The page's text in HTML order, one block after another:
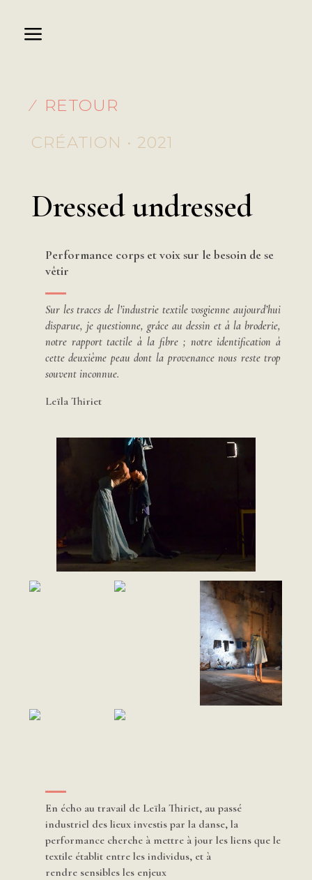
CRÉATION • 2021
⁄ RETOUR
Dressed undressed
Performance corps et voix sur le besoin de se
vêtir
Sur les traces de l’industrie textile vosgienne aujourd’hui
disparue, je questionne, grâce au dessin et à la broderie,
notre rapport tactile à la fibre ; notre identification à
cette deuxième peau dont la provenance nous reste trop
souvent inconnue.
Leïla Thiriet
En écho au travail de Leïla Thiriet, au passé
industriel des lieux investis par la danse, la
performance cherche à mettre à jour les liens que le
textile établit entre les individus, et à
rendre sensibles les enjeux